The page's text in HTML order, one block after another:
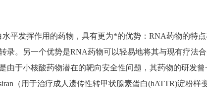
平发挥作用的药物，具有更为*的优势：RNA药物的特
录。另一个优势是RNA药物可以轻易地将其与现有疗法
由于小核酸药物潜在的靶向安全性问题，其药物的研发
（用于治疗成人遗传性转甲状腺素蛋白(hATTR)淀粉